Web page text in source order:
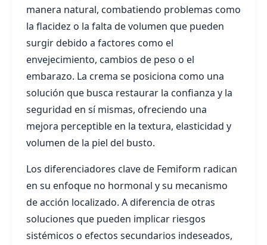
manera natural, combatiendo problemas como
la flacidez o la falta de volumen que pueden
surgir debido a factores como el
envejecimiento, cambios de peso o el
embarazo. La crema se posiciona como una
solución que busca restaurar la confianza y la
seguridad en sí mismas, ofreciendo una
mejora perceptible en la textura, elasticidad y
volumen de la piel del busto.
Los diferenciadores clave de Femiform radican
en su enfoque no hormonal y su mecanismo
de acción localizado. A diferencia de otras
soluciones que pueden implicar riesgos
sistémicos o efectos secundarios indeseados,